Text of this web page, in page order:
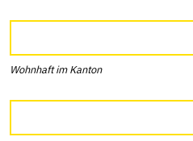
Wohnhaft im Kanton